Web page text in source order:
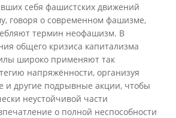
себя фашистских движений
говоря о современном фашизме,
термин неофашизм. В
общего кризиса капитализма
широко применяют так
напряжённости, организуя
и другие подрывные акции, чтобы
неустойчивой части
о полной неспособности